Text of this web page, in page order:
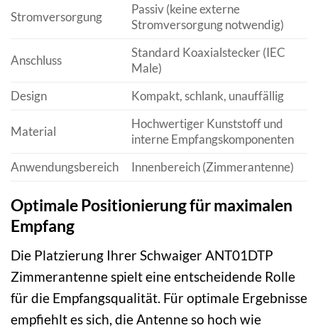
Stromversorgung
Passiv (keine externe
Stromversorgung notwendig)
Anschluss
Standard Koaxialstecker (IEC
Male)
Design
Kompakt, schlank, unauffällig
Material
Hochwertiger Kunststoff und
interne Empfangskomponenten
Anwendungsbereich
Innenbereich (Zimmerantenne)
Optimale Positionierung für maximalen
Empfang
Die Platzierung Ihrer Schwaiger ANT01DTP
Zimmerantenne spielt eine entscheidende Rolle
für die Empfangsqualität. Für optimale Ergebnisse
empfiehlt es sich, die Antenne so hoch wie